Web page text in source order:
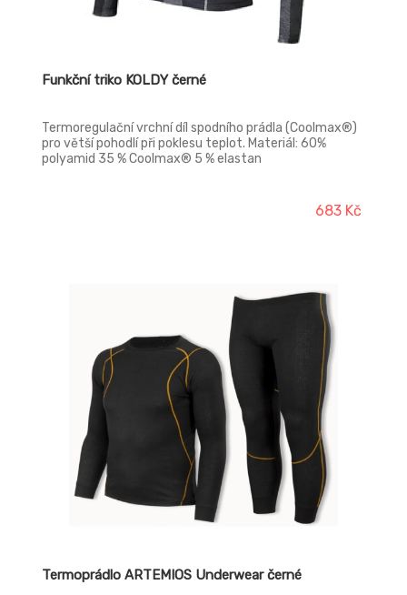
Funkční triko KOLDY černé
Termoregulační vrchní díl spodního prádla (Coolmax®)
pro větší pohodlí při poklesu teplot. Materiál: 60%
polyamid 35 % Coolmax® 5 % elastan
683 Kč
Termoprádlo ARTEMIOS Underwear černé